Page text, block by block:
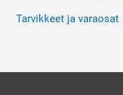
Tarvikkeet ja varaosat